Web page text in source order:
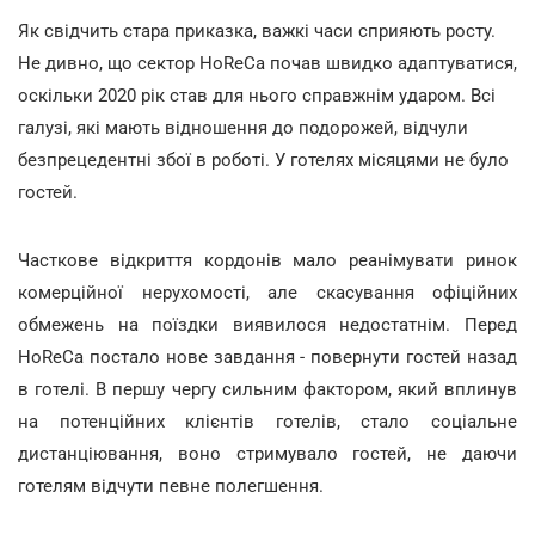
Як свідчить стара приказка, важкі часи сприяють росту.
Не дивно, що сектор HoReCa почав швидко адаптуватися,
оскільки 2020 рік став для нього справжнім ударом. Всі
галузі, які мають відношення до подорожей, відчули
безпрецедентні збої в роботі. У готелях місяцями не було
гостей.
Часткове відкриття кордонів мало реанімувати ринок
комерційної нерухомості, але скасування офіційних
обмежень на поїздки виявилося недостатнім. Перед
HoReCa постало нове завдання - повернути гостей назад
в готелі. В першу чергу сильним фактором, який вплинув
на потенційних клієнтів готелів, стало соціальне
дистанціювання, воно стримувало гостей, не даючи
готелям відчути певне полегшення.